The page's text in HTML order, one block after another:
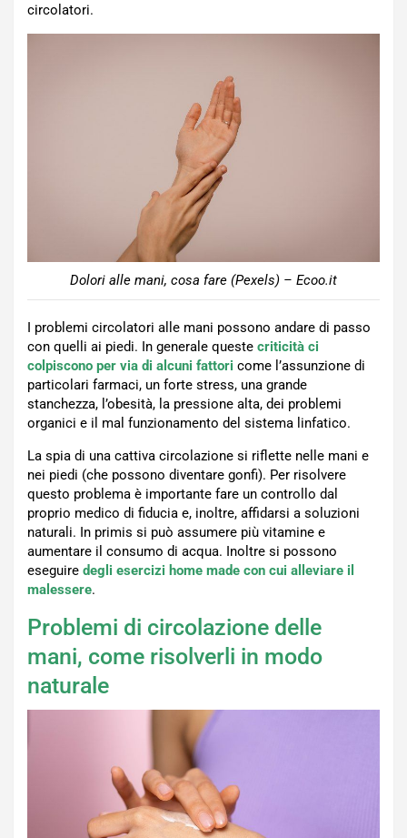
circolatori.
Dolori alle mani, cosa fare (Pexels) – Ecoo.it
I problemi circolatori alle mani possono andare di passo
con quelli ai piedi. In generale queste criticità ci
colpiscono per via di alcuni fattori come l’assunzione di
particolari farmaci, un forte stress, una grande
stanchezza, l’obesità, la pressione alta, dei problemi
organici e il mal funzionamento del sistema linfatico.
La spia di una cattiva circolazione si riflette nelle mani e
nei piedi (che possono diventare gonfi). Per risolvere
questo problema è importante fare un controllo dal
proprio medico di fiducia e, inoltre, affidarsi a soluzioni
naturali. In primis si può assumere più vitamine e
aumentare il consumo di acqua. Inoltre si possono
eseguire degli esercizi home made con cui alleviare il
malessere.
Problemi di circolazione delle
mani, come risolverli in modo
naturale